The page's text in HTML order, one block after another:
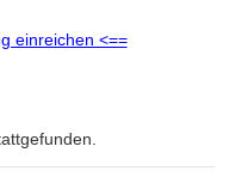
einreichen <==